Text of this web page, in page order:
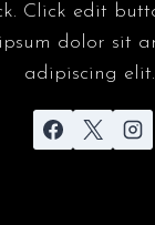
Click edit
dolor sit
adipiscing elit.